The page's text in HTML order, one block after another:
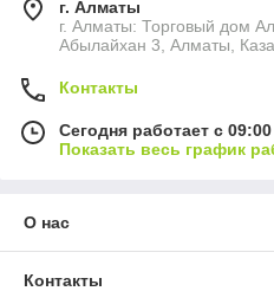
г. Алматы
г. Алматы: Торговый дом
Абылайхан 3, Алматы,
Контакты
Сегодня работает с
Показать весь график
О нас
Контакты